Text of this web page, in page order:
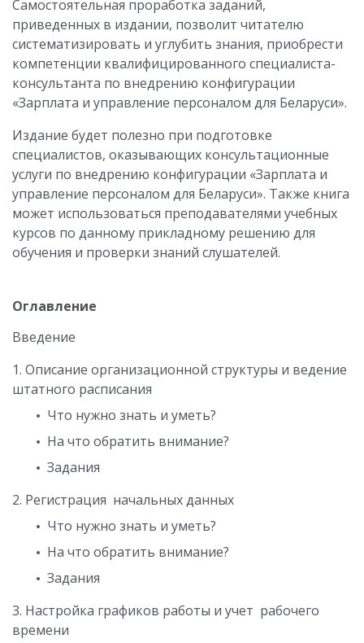
Самостоятельная проработка заданий,
приведенных в издании, позволит читателю
систематизировать и углубить знания, приобрести
компетенции квалифицированного специалиста-
консультанта по внедрению конфигурации
«Зарплата и управление персоналом для Беларуси».
Издание будет полезно при подготовке
специалистов, оказывающих консультационные
услуги по внедрению конфигурации «Зарплата и
управление персоналом для Беларуси». Также книга
может использоваться преподавателями учебных
курсов по данному прикладному решению для
обучения и проверки знаний слушателей.
Оглавление
Введение
1. Описание организационной структуры и ведение
штатного расписания
Что нужно знать и уметь?
На что обратить внимание?
Задания
2. Регистрация начальных данных
Что нужно знать и уметь?
На что обратить внимание?
Задания
3. Настройка графиков работы и учет рабочего
времени